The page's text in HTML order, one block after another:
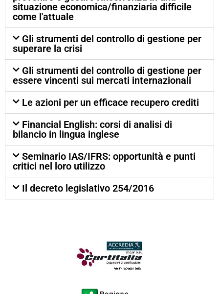
situazione economica/finanziaria difficile
come l'attuale
Gli strumenti del controllo di gestione per
superare la crisi
Gli strumenti del controllo di gestione per
essere vincenti sui mercati internazionali
Le azioni per un efficace recupero crediti
Financial English: corsi di analisi di
bilancio in lingua inglese
Seminario IAS/IFRS: opportunità e punti
critici nel loro utilizzo
Il decreto legislativo 254/2016